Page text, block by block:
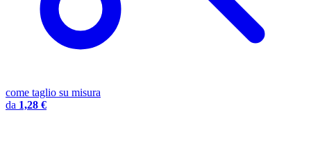
come taglio su misura
da 1,28 €